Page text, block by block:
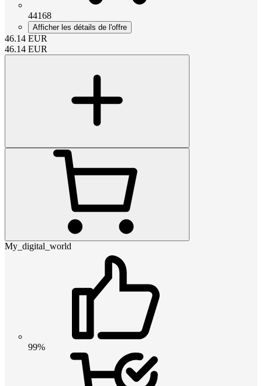
44168
Afficher les détails de l'offre
46.14 EUR
46.14 EUR
My_digital_world
99%